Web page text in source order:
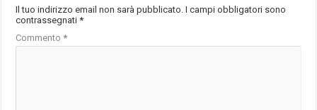
Il tuo indirizzo email non sarà pubblicato. I campi obbligatori sono
contrassegnati*
Commento*